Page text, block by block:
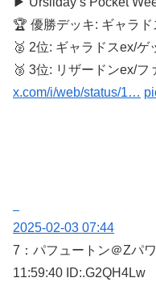
🏆 優勝デッキ: ギャラ
🥈 2位: ギャラドスex/
🥉 3位: リザードンex/
x.com/i/web/status/1…
2025-02-03 07:44
7： パフュートン＠Zパ
11:59:40 ID:.G2QH4Lw